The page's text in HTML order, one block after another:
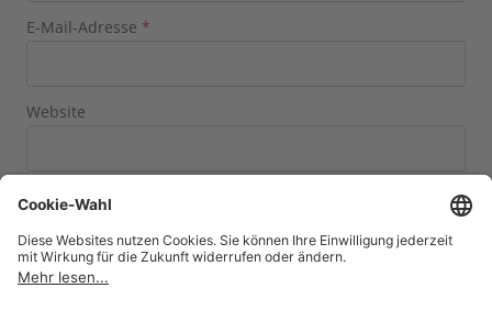
E-Mail-Adresse *
Website
Name, E-Mail-Adresse und Website in diesem Browser
× drei